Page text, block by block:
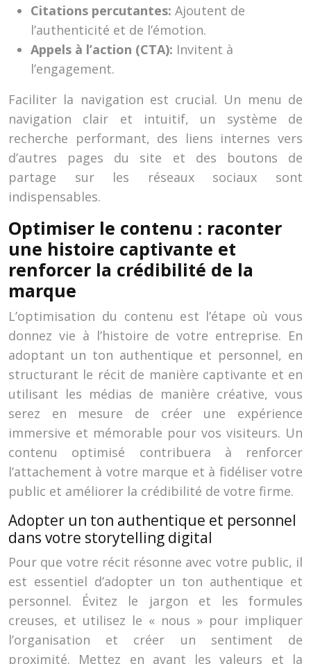
Citations percutantes: Ajoutent de
l’authenticité et de l’émotion.
Appels à l’action (CTA): Invitent à
l’engagement.
Faciliter la navigation est crucial. Un menu de
navigation clair et intuitif, un système de
recherche performant, des liens internes vers
d’autres pages du site et des boutons de
partage sur les réseaux sociaux sont
indispensables.
Optimiser le contenu : raconter
une histoire captivante et
renforcer la crédibilité de la
marque
L’optimisation du contenu est l’étape où vous
donnez vie à l’histoire de votre entreprise. En
adoptant un ton authentique et personnel, en
structurant le récit de manière captivante et en
utilisant les médias de manière créative, vous
serez en mesure de créer une expérience
immersive et mémorable pour vos visiteurs. Un
contenu optimisé contribuera à renforcer
l’attachement à votre marque et à fidéliser votre
public et améliorer la crédibilité de votre firme.
Adopter un ton authentique et personnel
dans votre storytelling digital
Pour que votre récit résonne avec votre public, il
est essentiel d’adopter un ton authentique et
personnel. Évitez le jargon et les formules
creuses, et utilisez le « nous » pour impliquer
l’organisation et créer un sentiment de
proximité. Mettez en avant les valeurs et la